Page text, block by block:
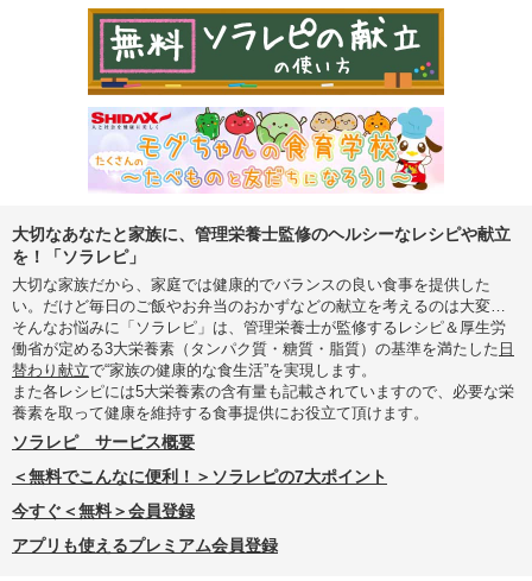
大切なあなたと家族に、管理栄養士監修のヘルシーなレシピや献立
を！「ソラレピ」
大切な家族だから、家庭では健康的でバランスの良い食事を提供した
い。だけど毎日のご飯やお弁当のおかずなどの献立を考えるのは大変…
そんなお悩みに「ソラレピ」は、管理栄養士が監修するレシピ＆厚生労
働省が定める3大栄養素（タンパク質・糖質・脂質）の基準を満たした 日
替わり献立で“家族の健康的な食生活”を実現します。
また各レシピには5大栄養素の含有量も記載されていますので、必要な栄
養素を取って健康を維持する食事提供にお役立て頂けます。
ソラレピ サービス概要
＜無料でこんなに便利！＞ソラレピの7大ポイント
今すぐ＜無料＞会員登録
アプリも使えるプレミアム会員登録